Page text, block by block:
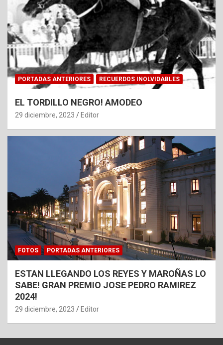
PORTADAS ANTERIORES RECUERDOS INOLVIDABLES
EL TORDILLO NEGRO! AMODEO
29 diciembre, 2023 Editor
FOTOS PORTADAS ANTERIORES
ESTAN LLEGANDO LOS REYES Y MAROÑAS LO
SABE! GRAN PREMIO JOSE PEDRO RAMIREZ
2024!
29 diciembre, 2023 Editor